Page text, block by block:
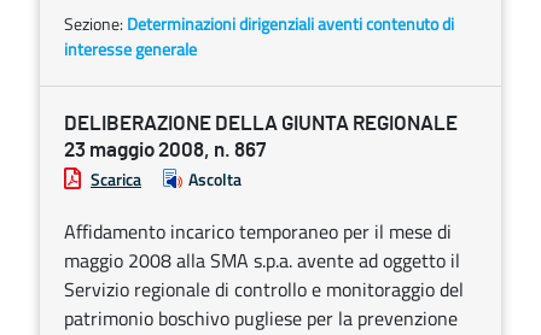
Sezione: Determinazioni dirigenziali aventi contenuto di
interesse generale
DELIBERAZIONE DELLA GIUNTA REGIONALE
23 maggio 2008, n. 867
Scarica Ascolta
Affidamento incarico temporaneo per il mese di
maggio 2008 alla SMA s.p.a. avente ad oggetto il
Servizio regionale di controllo e monitoraggio del
patrimonio boschivo pugliese per la prevenzione